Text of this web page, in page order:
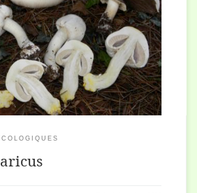
conférences animées par François Lopez